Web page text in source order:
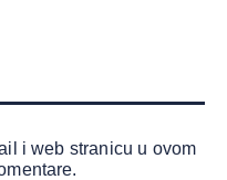
i web stranicu u ovom